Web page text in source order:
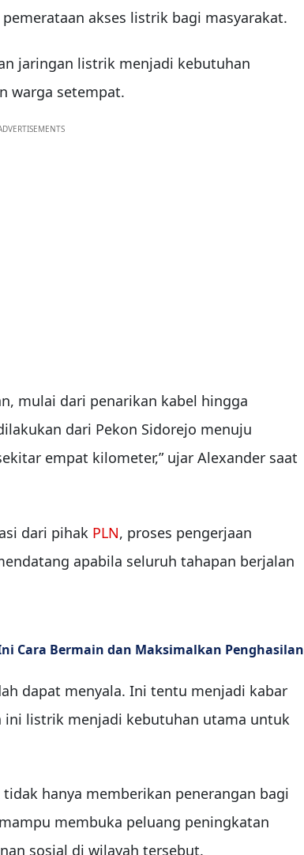
akses listrik bagi masyarakat.
jaringan listrik menjadi kebutuhan
warga setempat.
mulai dari penarikan kabel hingga
dari Pekon Sidorejo menuju
empat kilometer,” ujar Alexander saat
dari pihak PLN, proses pengerjaan
apabila seluruh tahapan berjalan
Cara Bermain dan Maksimalkan Penghasilan
dapat menyala. Ini tentu menjadi kabar
ini listrik menjadi kebutuhan utama untuk
hanya memberikan penerangan bagi
membuka peluang peningkatan
sosial di wilayah tersebut.